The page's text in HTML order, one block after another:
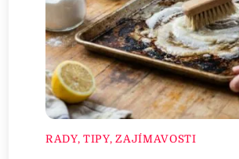
RADY, TIPY, ZAJÍMAVOSTI